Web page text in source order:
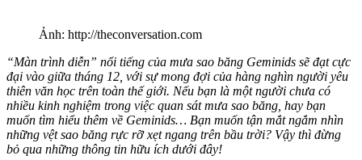
Ảnh: http://theconversation.com
“Màn trình diễn” nổi tiếng của mưa sao băng Geminids sẽ đạt cực
đại vào giữa tháng 12, với sự mong đợi của hàng nghìn người yêu
thiên văn học trên toàn thế giới. Nếu bạn là một người chưa có
nhiều kinh nghiệm trong việc quan sát mưa sao băng, hay bạn
muốn tìm hiểu thêm về Geminids… Bạn muốn tận mắt ngắm nhìn
những vệt sao băng rực rỡ xẹt ngang trên bầu trời? Vậy thì đừng
bỏ qua những thông tin hữu ích dưới đây!